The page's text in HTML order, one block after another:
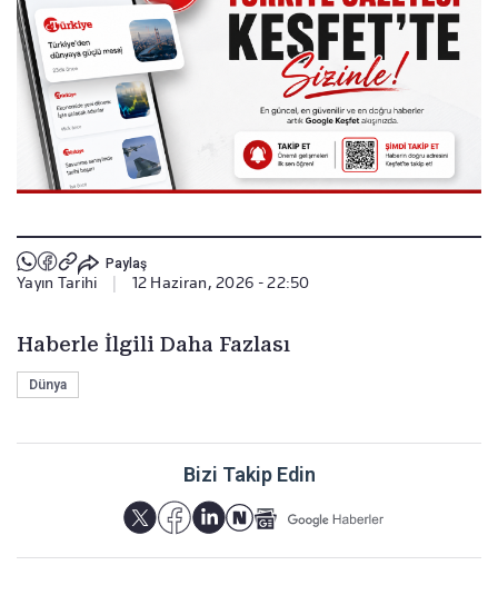
Paylaş
Yayın Tarihi 12 Haziran, 2026 - 22:50
Haberle İlgili Daha Fazlası
Dünya
Bizi Takip Edin